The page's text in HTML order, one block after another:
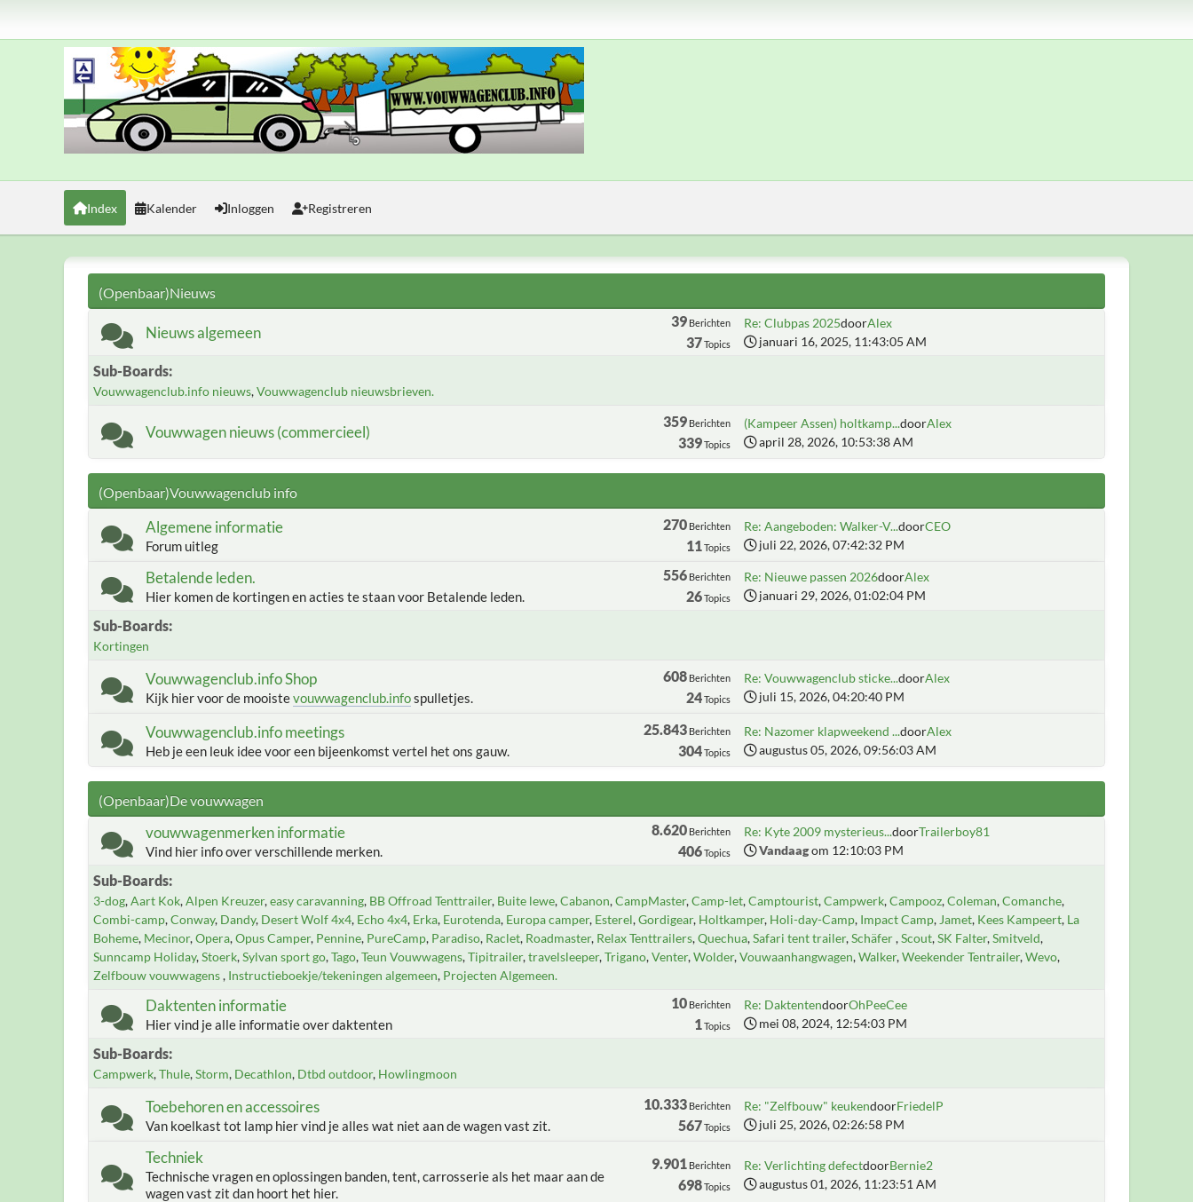
Index Kalender Inloggen Registreren
(Openbaar)Nieuws
Nieuws algemeen
39Berichten
37Topics
Re: Clubpas 2025doorAlex
januari 16, 2025, 11:43:05 AM
Sub-Boards
Vouwwagenclub.info nieuws Vouwwagenclub nieuwsbrieven.
Vouwwagen nieuws (commercieel)
359Berichten
339Topics
(Kampeer Assen) holtkamp...doorAlex
april 28, 2026, 10:53:38 AM
(Openbaar)Vouwwagenclub info
Algemene informatie
Forum uitleg
270Berichten
11 Topics
Re: Aangeboden: Walker-V...doorCEO
juli 22, 2026, 07:42:32 PM
Betalende leden.
Hier komen de kortingen en acties te staan voor Betalende leden.
556Berichten
26Topics
Re: Nieuwe passen 2026doorAlex
januari 29, 2026, 01:02:04 PM
Sub-Boards
Kortingen
Vouwwagenclub.info Shop
Kijk hier voor de mooistevouwwagenclub.infospulletjes.
608Berichten
24Topics
Re: Vouwwagenclub sticke...doorAlex
juli 15, 2026, 04:20:40 PM
Vouwwagenclub.info meetings
Heb je een leuk idee voor een bijeenkomst vertel het ons gauw.
25.843Berichten
304Topics
Re: Nazomer klapweekend ...doorAlex
augustus 05, 2026, 09:56:03 AM
(Openbaar)De vouwwagen
vouwwagenmerken informatie
Vind hier info over verschillende merken.
8.620Berichten
406Topics
Re: Kyte 2009 mysterieus...doorTrailerboy81
Vandaagom 12:10:03 PM
Sub-Boards
3-dog Aart Kok Alpen Kreuzer easy caravanning BB Offroad Tenttrailer Buite lewe Cabanon CampMaster Camp-let Camptourist Campwerk Campooz Coleman Comanche
Combi-camp Conway Dandy Desert Wolf 4x4 Echo 4x4 Erka Eurotenda Europa camper Esterel Gordigear Holtkamper Holi-day-Camp Impact Camp Jamet Kees Kampeert La
Boheme Mecinor Opera Opus Camper Pennine PureCamp Paradiso Raclet Roadmaster Relax Tenttrailers Quechua Safari tent trailer Schäfer Scout SK Falter Smitveld
Sunncamp Holiday Stoerk Sylvan sport go Tago Teun Vouwwagens Tipitrailer travelsleeper Trigano Venter Wolder Vouwaanhangwagen Walker Weekender Tentrailer Wevo
Zelfbouw vouwwagens Instructieboekje/tekeningen algemeen Projecten Algemeen.
Daktenten informatie
Hier vind je alle informatie over daktenten
10Berichten
1Topics
Re: DaktentendoorOhPeeCee
mei 08, 2024, 12:54:03 PM
Sub-Boards
Campwerk Thule Storm Decathlon Dtbd outdoor Howlingmoon
Toebehoren en accessoires
Van koelkast tot lamp hier vind je alles wat niet aan de wagen vast zit.
10.333Berichten
567Topics
Re: "Zelfbouw" keukendoorFriedelP
juli 25, 2026, 02:26:58 PM
Techniek
Technische vragen en oplossingen banden, tent, carrosserie als het maar aan de
wagen vast zit dan hoort het hier.
9.901 Berichten
698Topics
Re: Verlichting defectdoorBernie2
augustus 01, 2026, 11:23:51 AM